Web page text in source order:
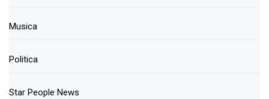
Musica
Politica
Star People News